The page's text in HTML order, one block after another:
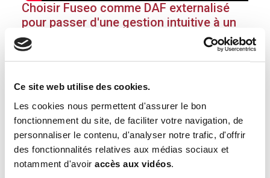
Ce site web utilise des cookies.
Les cookies nous permettent d'assurer le bon
fonctionnement du site, de faciliter votre navigation, de
personnaliser le contenu, d'analyser notre trafic, d'offrir
des fonctionnalités relatives aux médias sociaux et
notamment d'avoir accès aux vidéos.
Choisir Fuseo comme DAF externalisé
pour passer d'une gestion intuitive à un
pilotage financier stratégique
Hicham Hanine
Découvrez le témoignage de Hicham Hanine, Directeur
Général du Groupe Inedi (édition de logiciels et conseil), qui
partage son expérience sur l'accompagnement de Fuseo.
Avec 18 ans d'expérience, Hicham Hanine explique
comment Fuseo est devenu un véritable partenaire financier